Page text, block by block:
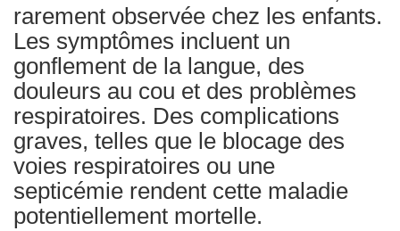
rarement observée chez les enfants.
Les symptômes incluent un
gonflement de la langue, des
douleurs au cou et des problèmes
respiratoires. Des complications
graves, telles que le blocage des
voies respiratoires ou une
septicémie rendent cette maladie
potentiellement mortelle.